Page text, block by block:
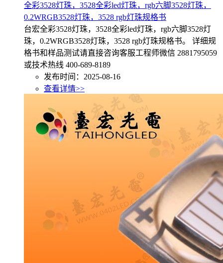
全彩3528灯珠，3528全彩led灯珠，rgb六脚3528灯珠，
0.2WRGB3528灯珠，3528 rgb灯珠规格书
台宏全彩3528灯珠，3528全彩led灯珠，rgb六脚3528灯
珠，0.2WRGB3528灯珠，3528 rgb灯珠规格书。 详细规
格书和样品测试请直接咨询客服工程师微信 2881795059
或技术热线 400-689-8189
发布时间：2025-08-16
查看详情>>